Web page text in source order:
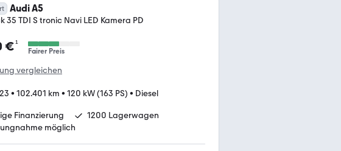
Audi A5
35 TDI S tronic Navi LED Kamera PD
€¹
Fairer Preis
vergleichen
• 102.401 km • 120 kW (163 PS) • Diesel
Finanzierung
1200 Lagerwagen
möglich